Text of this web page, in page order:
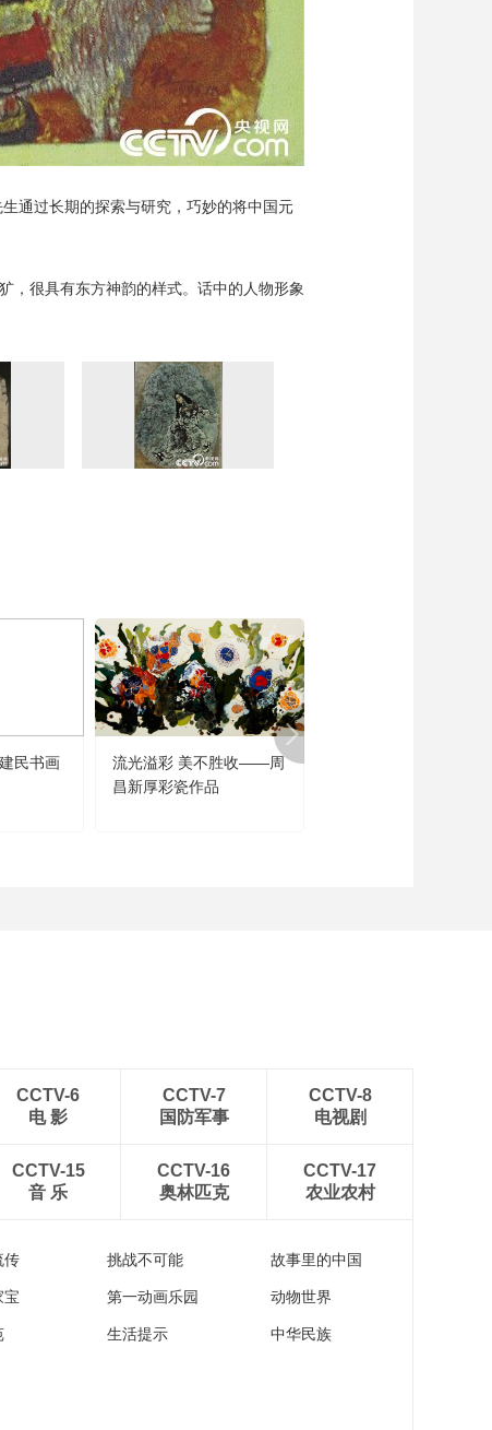
通过长期的探索与研究，巧妙的将中国元
，很具有东方神韵的样式。话中的人物形象
民书画
流光溢彩 美不胜收——周
昌新厚彩瓷作品
CCTV-6
电 影
CCTV-7
国防军事
CCTV-8
电视剧
CCTV-15
音 乐
CCTV-16
奥林匹克
CCTV-17
农业农村
传 挑战不可能 故事里的中国
宝 第一动画乐园 动物世界
生活提示 中华民族